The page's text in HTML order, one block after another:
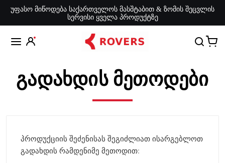
უფასო მიწოდება საქართველოს მასშტაბით & ზომის შეცვლის
სერვისი ყველა პროდუქტზე
გადახდის მეთოდები
პროდუქციის შეძენისას შეგიძლიათ ისარგებლოთ
გადახდის რამდენიმე მეთოდით: